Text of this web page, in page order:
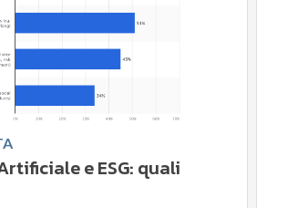
e ESG: quali